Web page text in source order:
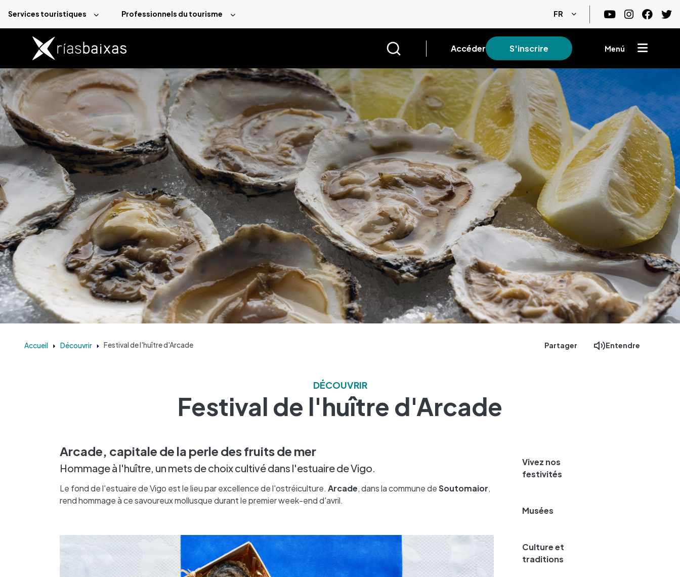
Services touristiques Professionnels du tourisme FR Lister les actions
Accéder S'inscrire Menú
Accueil Découvrir Festival de l'huître d'Arcade Partager Entendre
DÉCOUVRIR
Festival de l'huître d'Arcade
Arcade, capitale de la perle des fruits de mer
Hommage à l'huître, un mets de choix cultivé dans l'estuaire de Vigo.
Le fond de l'estuaire de Vigo est le lieu par excellence de l'ostréiculture. Arcade, dans la commune deSoutomaior,
rend hommage à ce savoureux mollusque durant le premier week-end d'avril.
Vivez nos
festivités
Musées
Culture et
traditions